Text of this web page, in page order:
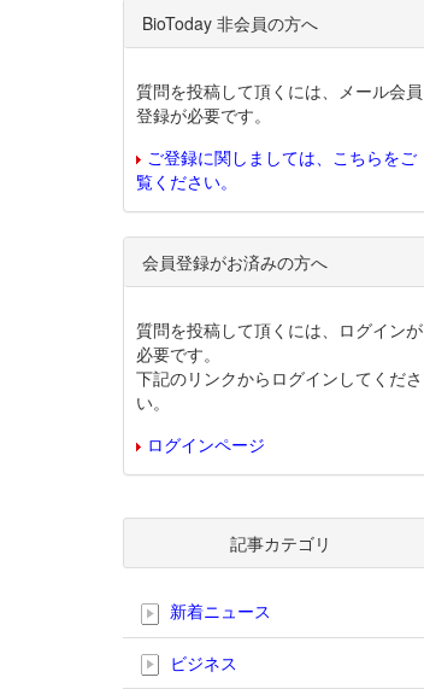
BioToday 非会員の方へ
質問を投稿して頂くには、メール会員
登録が必要です。
ご登録に関しましては、こちらをご
覧ください。
会員登録がお済みの方へ
質問を投稿して頂くには、ログインが
必要です。
下記のリンクからログインしてくださ
い。
ログインページ
記事カテゴリ
新着ニュース
ビジネス